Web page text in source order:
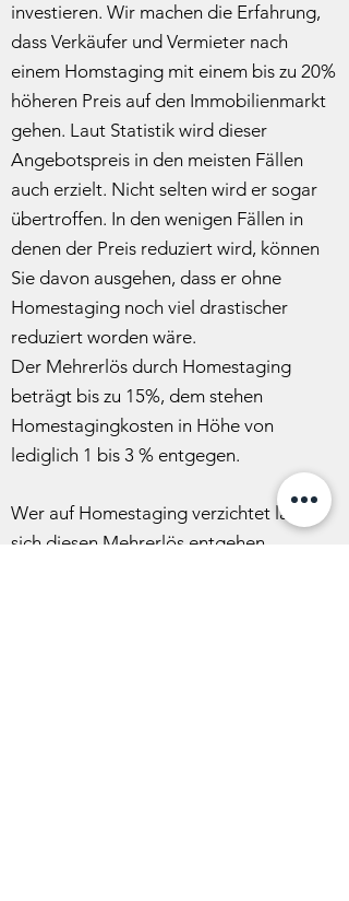
investieren. Wir machen die Erfahrung,
dass Verkäufer und Vermieter nach
einem Homstaging mit einem bis zu 20%
höheren Preis auf den Immobilienmarkt
gehen. Laut Statistik wird dieser
Angebotspreis in den meisten Fällen
auch erzielt. Nicht selten wird er sogar
übertroffen. In den wenigen Fällen in
denen der Preis reduziert wird, können
Sie davon ausgehen, dass er ohne
Homestaging noch viel drastischer
reduziert worden wäre.
Der Mehrerlös durch Homestaging
beträgt bis zu 15%, dem stehen
Homestagingkosten in Höhe von
lediglich 1 bis 3 % entgegen.
Wer auf Homestaging verzichtet lässt
sich diesen Mehrerlös entgehen.